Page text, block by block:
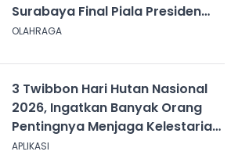
Surabaya Final Piala Presiden
2026, Kick-off Pukul 20.00 WIB
OLAHRAGA
3 Twibbon Hari Hutan Nasional
2026, Ingatkan Banyak Orang
Pentingnya Menjaga Kelestarian
Hutan
APLIKASI